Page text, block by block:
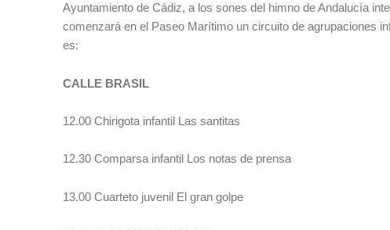
Ayuntamiento de Cádiz, a los sones del himno de Andalucía
comenzará en el Paseo Marítimo un circuito de agrupaciones
es:
CALLE BRASIL
12.00 Chirigota infantil Las santitas
12.30 Comparsa infantil Los notas de prensa
13.00 Cuarteto juvenil El gran golpe